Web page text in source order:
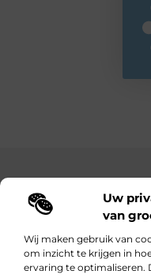
Uw
van
Wij maken gebruik van
om inzicht te krijgen in
ervaring te optimaliseren.
Bekende Nederlanders